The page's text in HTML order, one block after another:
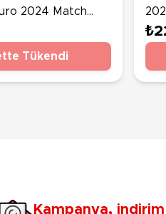
2024 Match
Tükendi
Kampanya,